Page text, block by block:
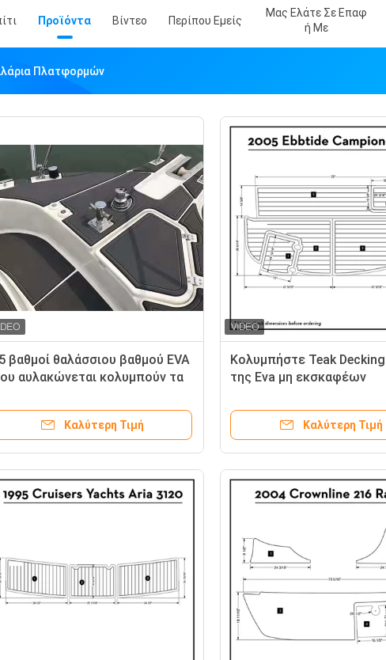
Προϊόντα Βίντεο Περίπου Εμείς
Μας Ελάτε Σε Επαφ
Ή Με
Πλατφορμών
βαθμοί θαλάσσιου βαθμού EVA
αυλακώνεται κολυμπούν τα
Καλύτερη Τιμή
Κολυμπήστε Teak
της Eva μη εκσκαφέων
Καλύτερη Τιμή